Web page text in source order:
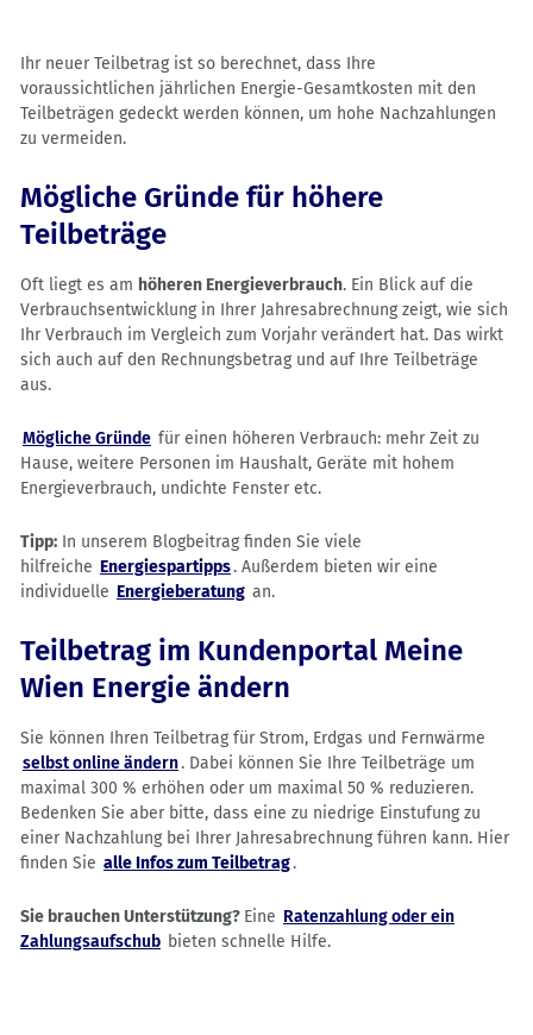
Ihr neuer Teilbetrag ist so berechnet, dass Ihre
voraussichtlichen jährlichen Energie-Gesamtkosten mit den
Teilbeträgen gedeckt werden können, um hohe Nachzahlungen
zu vermeiden.
Mögliche Gründe für höhere
Teilbeträge
Oft liegt es am höheren Energieverbrauch. Ein Blick auf die
Verbrauchsentwicklung in Ihrer Jahresabrechnung zeigt, wie sich
Ihr Verbrauch im Vergleich zum Vorjahr verändert hat. Das wirkt
sich auch auf den Rechnungsbetrag und auf Ihre Teilbeträge
aus.
Mögliche Gründe für einen höheren Verbrauch: mehr Zeit zu
Hause, weitere Personen im Haushalt, Geräte mit hohem
Energieverbrauch, undichte Fenster etc.
Tipp: In unserem Blogbeitrag finden Sie viele
hilfreiche Energiespartipps. Außerdem bieten wir eine
individuelle Energieberatung an.
Teilbetrag im Kundenportal Meine
Wien Energie ändern
Sie können Ihren Teilbetrag für Strom, Erdgas und Fernwärme
selbst online ändern. Dabei können Sie Ihre Teilbeträge um
maximal 300 % erhöhen oder um maximal 50 % reduzieren.
Bedenken Sie aber bitte, dass eine zu niedrige Einstufung zu
einer Nachzahlung bei Ihrer Jahresabrechnung führen kann. Hier
finden Sie alle Infos zum Teilbetrag.
Sie brauchen Unterstützung? Eine Ratenzahlung oder ein
Zahlungsaufschub bieten schnelle Hilfe.